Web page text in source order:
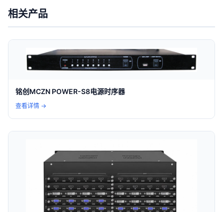
相关产品
铭创MCZN POWER-S8电源时序器
查看详情 →